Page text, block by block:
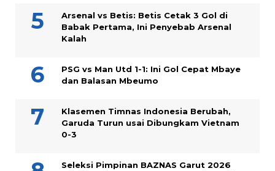
Arsenal vs Betis: Betis Cetak 3 Gol di
Babak Pertama, Ini Penyebab Arsenal
Kalah
PSG vs Man Utd 1-1: Ini Gol Cepat Mbaye
dan Balasan Mbeumo
Klasemen Timnas Indonesia Berubah,
Garuda Turun usai Dibungkam Vietnam
0-3
Seleksi Pimpinan BAZNAS Garut 2026